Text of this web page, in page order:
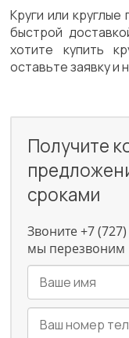
Круги или круглые
быстрой
хотите купить
оставьте заявку и
Получите
сроками
Звоните +7
мы перезвоним